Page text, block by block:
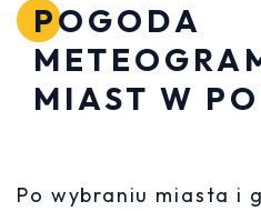
POGODA
MIAST W
Po wybraniu miasta i